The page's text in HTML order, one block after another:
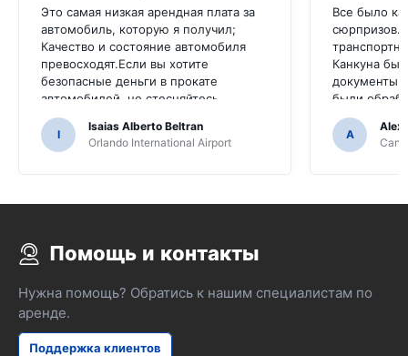
Это самая низкая арендная плата за
автомобиль, которую я получил;
Качество и состояние автомобиля
превосходят.Если вы хотите
безопасные деньги в прокате
автомобилей, не стесняйтесь
обращаться к ним
I
Isaias Alberto Beltran
Orlando International Airport
Все было
Канкуна
документы
были
A
Alex
Помощь и контакты
Нужна помощь? Обратись к нашим специалистам по
аренде.
Поддержка клиентов